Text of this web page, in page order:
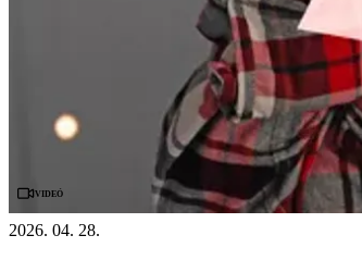
Videó
2026. 04. 28.